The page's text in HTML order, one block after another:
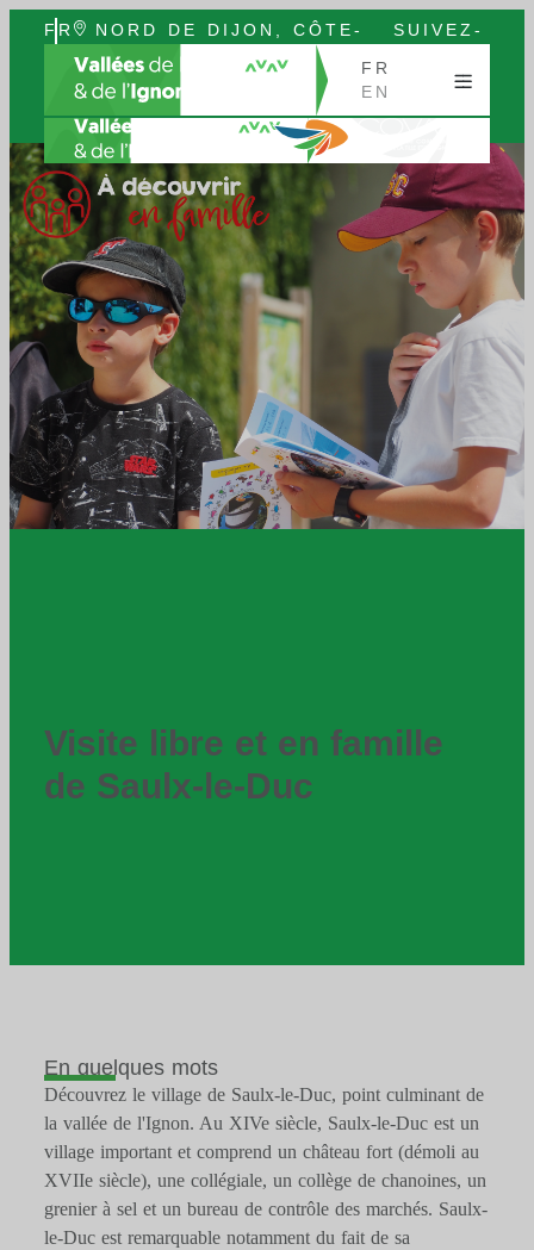
FR
EN
NORD DE DIJON, CÔTE-
D’OR, BOURGOGNE
SUIVEZ-
FR
EN
Visite libre et en famille
de Saulx-le-Duc
En quelques mots
Découvrez le village de Saulx-le-Duc, point culminant de
la vallée de l'Ignon. Au XIVe siècle, Saulx-le-Duc est un
village important et comprend un château fort (démoli au
XVIIe siècle), une collégiale, un collège de chanoines, un
grenier à sel et un bureau de contrôle des marchés. Saulx-
le-Duc est remarquable notamment du fait de sa